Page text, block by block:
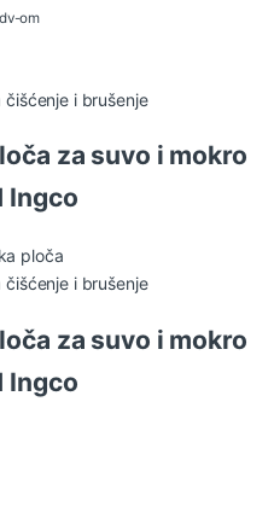
om
čišćenje i brušenje
za suvo i mokro
Ingco
čišćenje i brušenje
za suvo i mokro
Ingco